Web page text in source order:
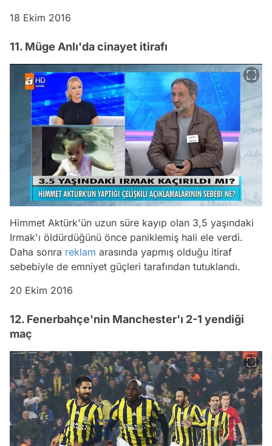
18 Ekim 2016
11. Müge Anlı'da cinayet itirafı
Himmet Aktürk'ün uzun süre kayıp olan 3,5 yaşındaki
Irmak'ı öldürdüğünü önce paniklemiş hali ele verdi.
Daha sonra reklam arasında yapmış olduğu itiraf
sebebiyle de emniyet güçleri tarafından tutuklandı.
20 Ekim 2016
12. Fenerbahçe'nin Manchester'ı 2-1 yendiği
maç